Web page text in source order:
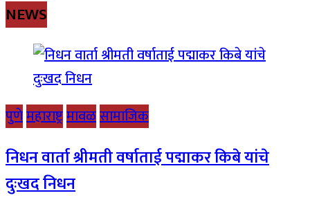
NEWS
पुणेमहाराष्ट्रमावळसामाजिक
निधन वार्ता श्रीमती वर्षाताई पद्माकर किबे यांचे
दुःखद निधन